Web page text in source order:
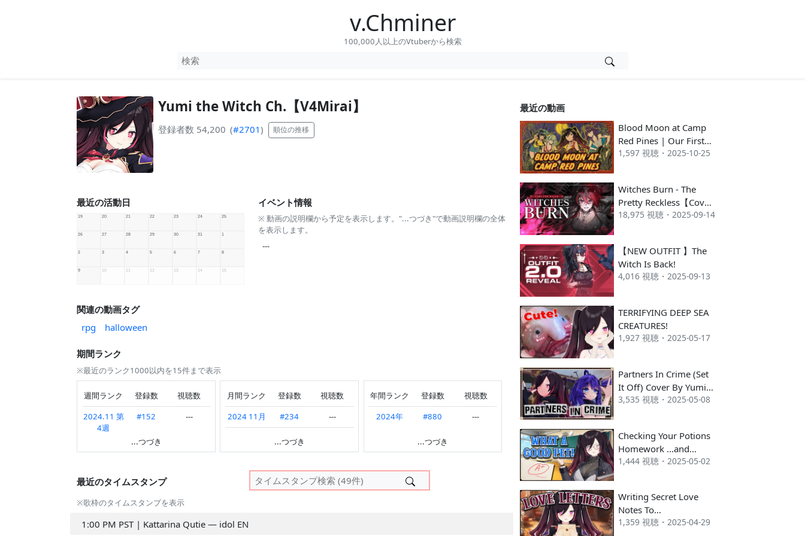
v.Chminer
100,000人以上のVtuberから検索
Yumi the Witch Ch.【V4Mirai】
登録者数 54,200 (#2701) 順位の推移
最近の活動日 イベント情報
※ 動画の説明欄から予定を表示します。"...つづき"で動画説明欄の全体
を表示します。
---
関連の動画タグ
rpg
halloween
期間ランク
※最近のランク1000以内を15件まで表示
週間ランク 登録数
視聴数
2024.11 第
4週
#152 ---
#89
2024.11 第
#644
5週
...つづき
月間ランク 登録数
視聴数
2024 11月
#234
---
#347
2024 7月
#904
---
...つづき
年間ランク 登録数
視聴数
2024年
#880
---
...つづき
最近のタイムスタンプ
※歌枠のタイムスタンプを表示
1:00 PM PST | Kattarina Qutie — idol EN
最近の動画
Blood Moon at Camp
Red Pines | Our First
TTRPG! w/ Lunalia
1,597 視聴・2025-10-25
Witches Burn - The
Pretty Reckless【Cover
by Yumi The Witch】
18,975 視聴・2025-09-14
【NEW OUTFIT 】The
Witch Is Back!
4,016 視聴・2025-09-13
TERRIFYING DEEP SEA
CREATURES!
1,927 視聴・2025-05-17
Partners In Crime (Set
It Off) Cover By Yumi
The Witch & Dr.Nova(e)
3,535 視聴・2025-05-08
Checking Your Potions
Homework ...and
Watching My Debut
1,444 視聴・2025-05-02
Writing Secret Love
Notes To
You【HANDCAM】
1,359 視聴・2025-04-29